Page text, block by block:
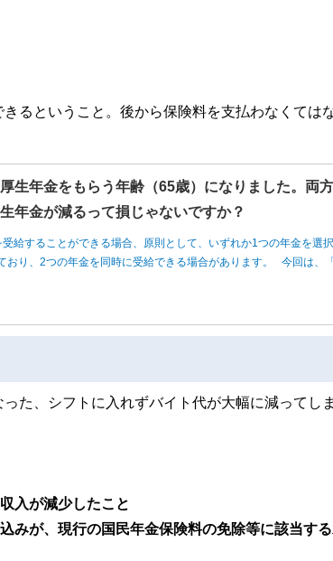
るということ。後から保険料を支払わなくては
生年金をもらう年齢（65歳）になりました。両
年金が減るって損じゃないですか？
給することができる場合、原則として、いずれか1つの年金を選
おり、2つの年金を同時に受給できる場合があります。 今回は、
た、シフトに入れずバイト代が大幅に減ってし
入が減少したこと
みが、現行の国民年金保険料の免除等に該当す